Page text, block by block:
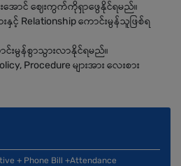
းအောင် ဈေးကွက်ကိုရှာဖွေနိုင်ရမည်။
းနှင့် Relationship ကောင်းမွန်သူဖြစ်ရ
င်းမွန်စွာသွားလာနိုင်ရမည်။
Procedure များအား လေးစား
+ Phone Bill +Attendance